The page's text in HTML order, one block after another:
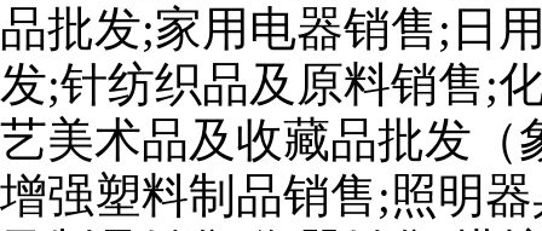
品批发;家用电器销售;日
发;针纺织品及原料销售;
艺美术品及收藏品批发（
增强塑料制品销售;照明